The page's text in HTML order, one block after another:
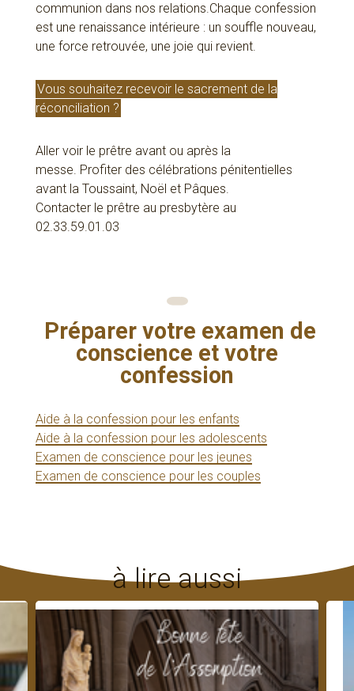
communion dans nos relations.Chaque confession
est une renaissance intérieure : un souffle nouveau,
une force retrouvée, une joie qui revient.
Vous souhaitez recevoir le sacrement de la
réconciliation ?
Aller voir le prêtre avant ou après la
messe. Profiter des célébrations pénitentielles
avant la Toussaint, Noël et Pâques.
Contacter le prêtre au presbytère au
02.33.59.01.03
Préparer votre examen de
conscience et votre
confession
Aide à la confession pour les enfants
Aide à la confession pour les adolescents
Examen de conscience pour les jeunes
Examen de conscience pour les couples
à lire aussi